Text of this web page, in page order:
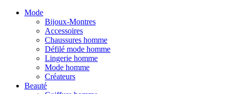
Mode
Bijoux-Montres
Accessoires
Chaussures homme
Défilé mode homme
Lingerie homme
Mode homme
Créateurs
Beauté